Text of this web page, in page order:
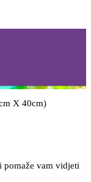
X 40cm)
pomaže vam vidjeti